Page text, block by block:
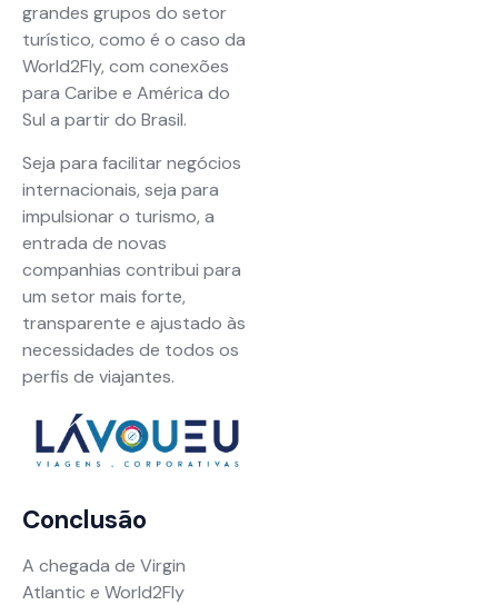
grandes grupos do setor
turístico, como é o caso da
World2Fly, com conexões
para Caribe e América do
Sul a partir do Brasil.
Seja para facilitar negócios
internacionais, seja para
impulsionar o turismo, a
entrada de novas
companhias contribui para
um setor mais forte,
transparente e ajustado às
necessidades de todos os
perfis de viajantes.
Conclusão
A chegada de Virgin
Atlantic e World2Fly